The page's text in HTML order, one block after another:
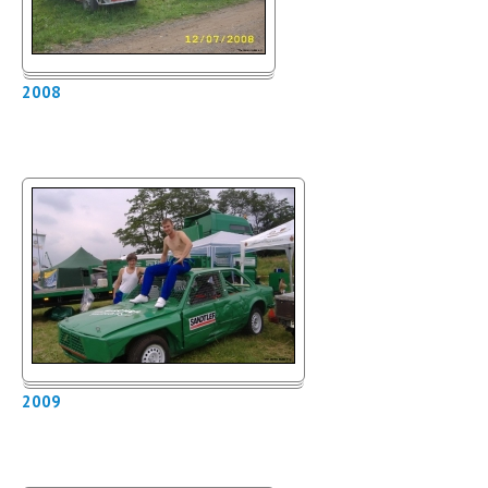
2008
2009